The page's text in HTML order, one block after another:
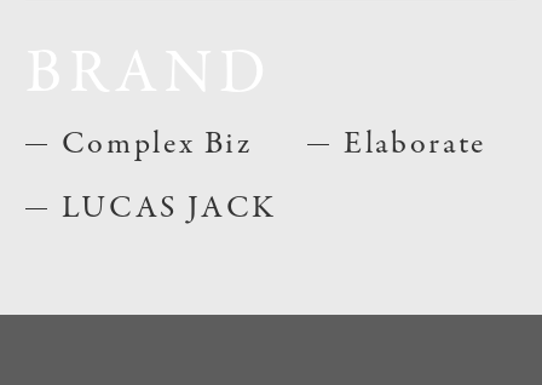
Complex Biz
LUCAS JACK
Elaborate